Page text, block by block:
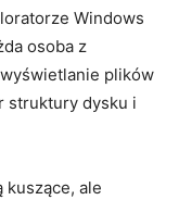
Windows
osoba z
plików
struktury dysku i
kuszące, ale